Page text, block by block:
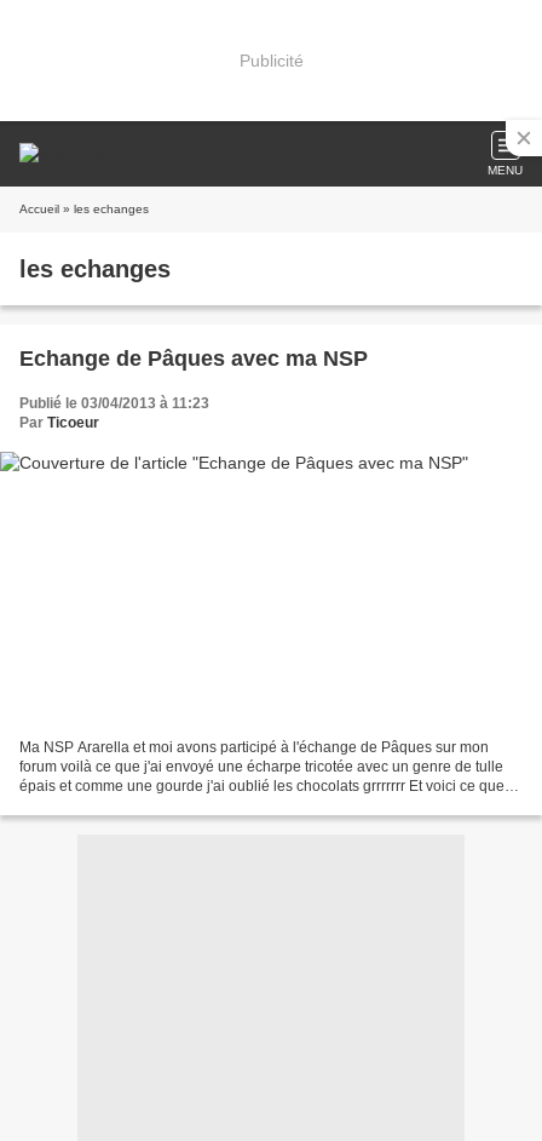
Publicité
MENU
Accueil » les echanges
les echanges
Echange de Pâques avec ma NSP
Publié le 03/04/2013 à 11:23
Par Ticoeur
Ma NSP Ararella et moi avons participé à l'échange de Pâques sur mon
forum voilà ce que j'ai envoyé une écharpe tricotée avec un genre de tulle
épais et comme une gourde j'ai oublié les chocolats grrrrrrr Et voici ce que